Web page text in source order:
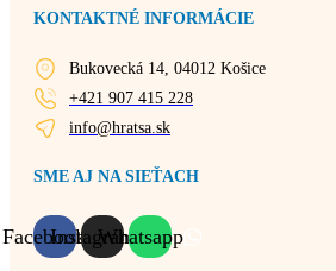
KONTAKTNÉ INFORMÁCIE
Bukovecká 14, 04012 Košice
+421 907 415 228
info@hratsa.sk
SME AJ NA SIEŤACH
FacebookInstagramWhatsapp